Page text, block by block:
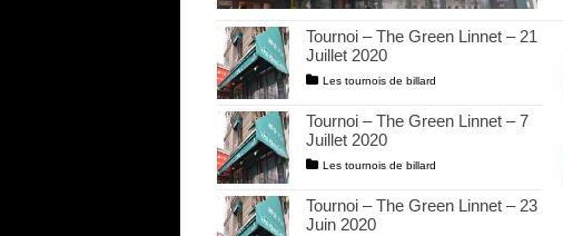
Tournoi – The Green Linnet – 21
Juillet 2020
Les tournois de billard
Tournoi – The Green Linnet – 7
Juillet 2020
Les tournois de billard
Tournoi – The Green Linnet – 23
Juin 2020